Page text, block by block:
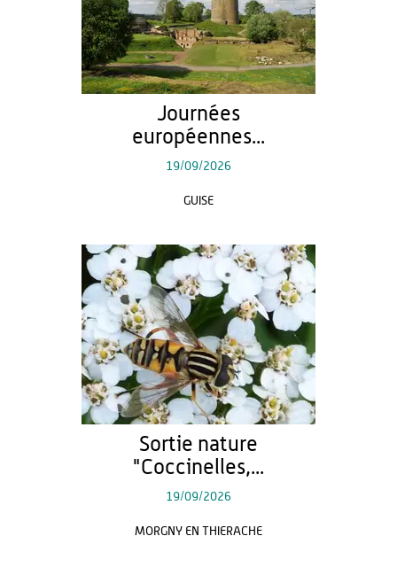
Journées
européennes...
19/09/2026
GUISE
Sortie nature
"Coccinelles,...
19/09/2026
MORGNY EN THIERACHE